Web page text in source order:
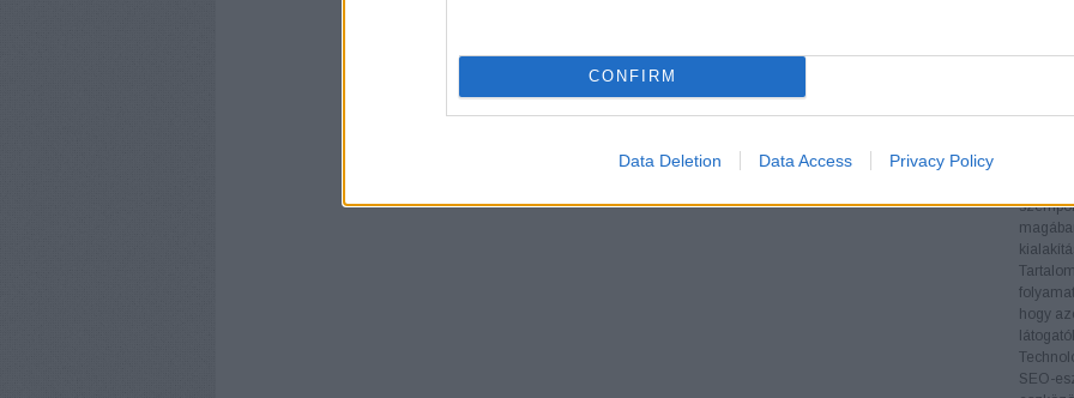
CONFIRM
Data Deletion Data Access Privacy Policy
nyújt a
és
oldal
hogy
SEO-